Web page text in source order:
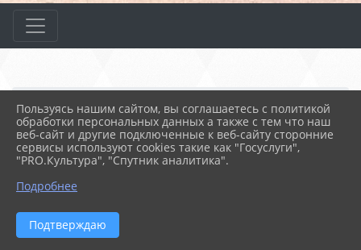
Главная МЕРОПРИЯТИЯ
Новости
Защита дипломных проек...
19.06.2026 07:46
ЗАЩИТА ДИПЛОМНЫХ ПРОЕКТОВ ГРУППЫ
Пользуясь нашим сайтом, вы соглашаетесь с политикой
обработки персональных данных а также с тем что наш
веб-сайт и другие подключенные к веб-сайту сторонние
сервисы используют cookies такие как "Госуслуги",
"PRO.Культура", "Спутник аналитика".
Подробнее
Подтверждаю